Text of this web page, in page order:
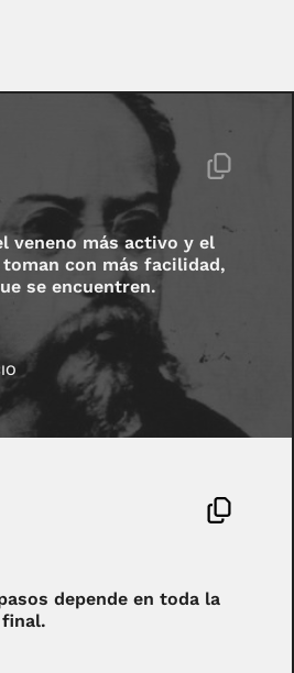
veneno más activo y el
con más facilidad,
se encuentren.
depende en toda la